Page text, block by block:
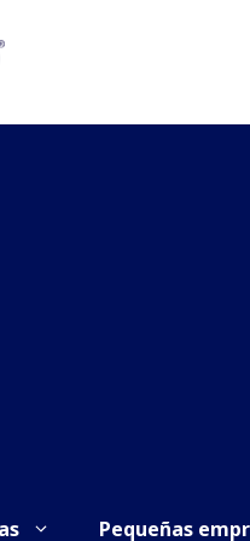
Pequeñas